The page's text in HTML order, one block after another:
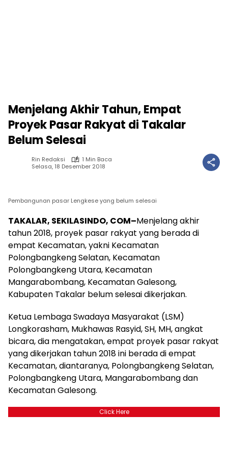
Menjelang Akhir Tahun, Empat
Proyek Pasar Rakyat di Takalar
Belum Selesai
Rin Redaksi
1 Min Baca
Selasa, 18 Desember 2018
Pembangunan pasar Lengkese yang belum selesai
TAKALAR, SEKILASINDO, COM–Menjelang akhir
tahun 2018, proyek pasar rakyat yang berada di
empat Kecamatan, yakni Kecamatan
Polongbangkeng Selatan, Kecamatan
Polongbangkeng Utara, Kecamatan
Mangarabombang, Kecamatan Galesong,
Kabupaten Takalar belum selesai dikerjakan.
Ketua Lembaga Swadaya Masyarakat (LSM)
Longkorasham, Mukhawas Rasyid, SH, MH, angkat
bicara, dia mengatakan, empat proyek pasar rakyat
yang dikerjakan tahun 2018 ini berada di empat
Kecamatan, diantaranya, Polongbangkeng Selatan,
Polongbangkeng Utara, Mangarabombang dan
Kecamatan Galesong.
Click Here